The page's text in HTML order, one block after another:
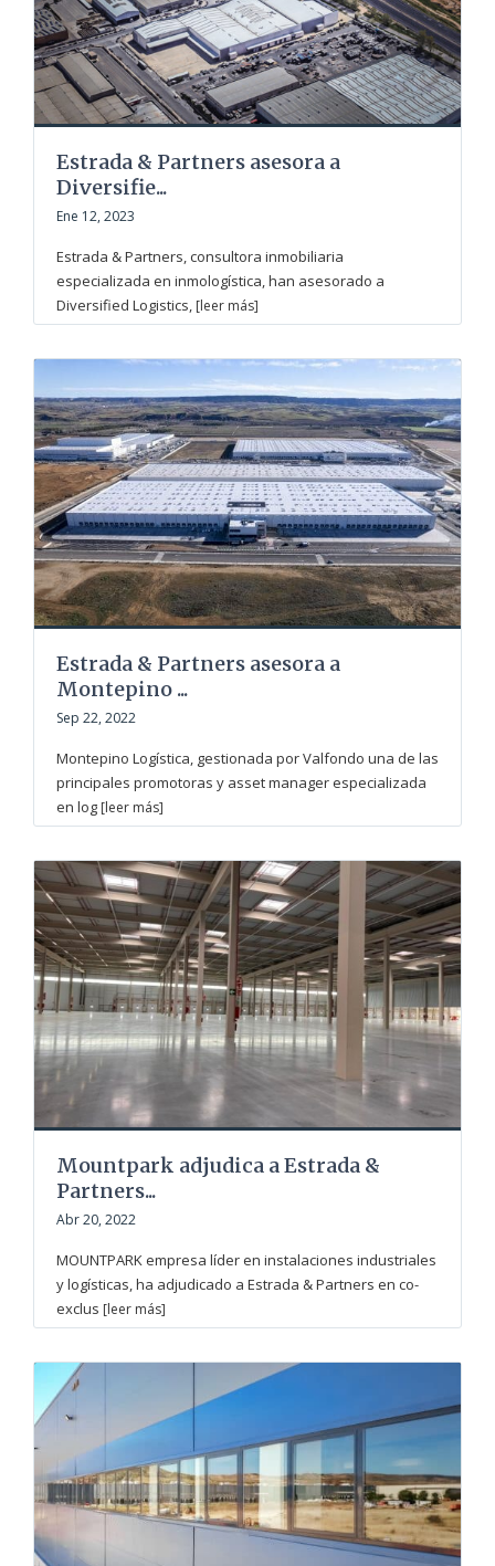
Estrada & Partners asesora a
Diversifie...
Ene 12, 2023
Estrada & Partners, consultora inmobiliaria
especializada en inmologística, han asesorado a
Diversified Logistics, [leer más]
Estrada & Partners asesora a
Montepino ...
Sep 22, 2022
Montepino Logística, gestionada por Valfondo una de las
principales promotoras y asset manager especializada
en log [leer más]
Mountpark adjudica a Estrada &
Partners...
Abr 20, 2022
MOUNTPARK empresa líder en instalaciones industriales
y logísticas, ha adjudicado a Estrada & Partners en co-
exclus [leer más]